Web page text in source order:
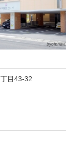
目43-32